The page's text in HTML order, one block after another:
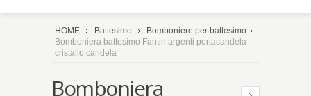
HOME Battesimo
Bomboniere per battesimo
Bomboniera battesimo Fantin argenti portacandela
cristallo candela
Bomboniera